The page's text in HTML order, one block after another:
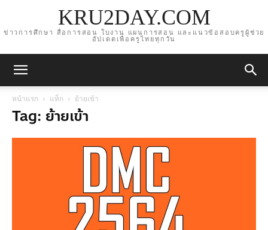
KRU2DAY.COM
ข่าวการศึกษา สื่อการสอน ใบงาน แผนการสอน และแนวข้อสอบครูผู้ช่วย
อัปเดตเพื่อครูไทยทุกวัน
หน้าแรก แท็ก ย้ายเข้า
Tag: ย้ายเข้า